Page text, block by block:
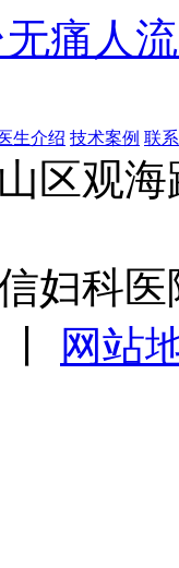
痛人
生介绍 技术案例 联
区观
妇科
网站